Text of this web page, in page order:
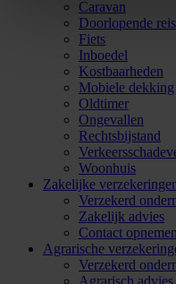
Caravan
Doorlopende reis
Fiets
Inboedel
Kostbaarheden
Mobiele dekking
Oldtimer
Ongevallen
Rechtsbijstand
Woonhuis
Zakelijke
Verzekerd
Zakelijk advies
Contact opnemen
Agrarische
Verzekerd